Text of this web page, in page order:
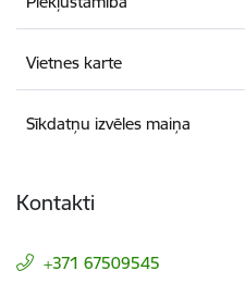
Vietnes karte
Sīkdatņu izvēles maiņa
Kontakti
+371 67509545